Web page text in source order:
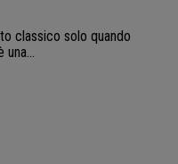
classico solo quando
una…